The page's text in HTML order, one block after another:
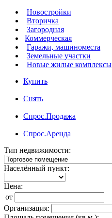
| Новостройки
| Вторичка
| Загородная
|Коммерческая
| Гаражи, машиноместа
| Земельные участки
| Новые жилые комплексы
Купить
|
Снять
|
Спрос.Продажа
|
Спрос.Аренда
Тип недвижимости:
Населённый пункт:
Цена:
от
Организация: